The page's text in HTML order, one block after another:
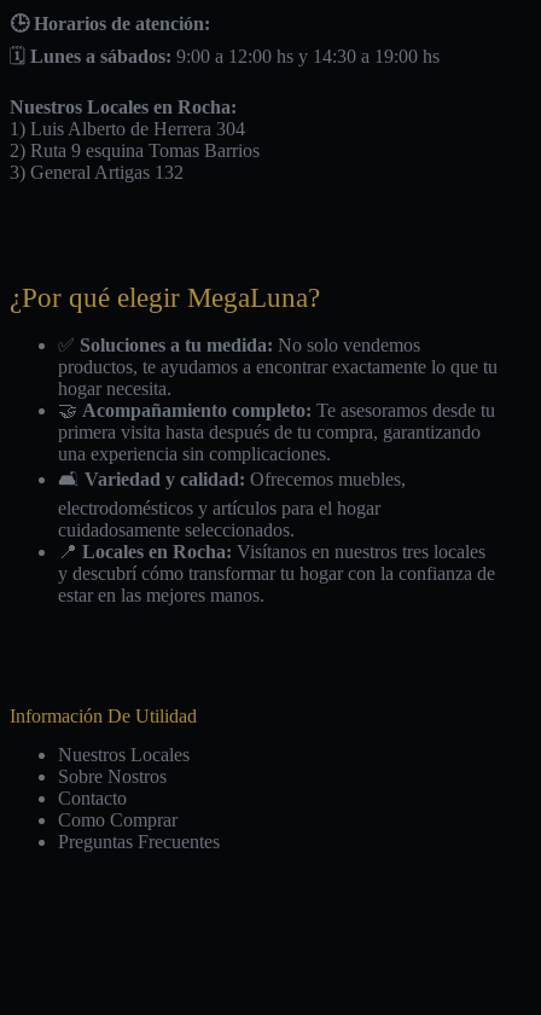
🕒 Horarios de atención:
🗓️ Lunes a sábados: 9:00 a 12:00 hs y 14:30 a 19:00 hs
Nuestros Locales en Rocha:
1) Luis Alberto de Herrera 304
2) Ruta 9 esquina Tomas Barrios
3) General Artigas 132
¿Por qué elegir MegaLuna?
✅ Soluciones a tu medida: No solo vendemos
productos, te ayudamos a encontrar exactamente lo que tu
hogar necesita.
🤝 Acompañamiento completo: Te asesoramos desde tu
primera visita hasta después de tu compra, garantizando
una experiencia sin complicaciones.
🛋️ Variedad y calidad: Ofrecemos muebles,
electrodomésticos y artículos para el hogar
cuidadosamente seleccionados.
📍 Locales en Rocha: Visítanos en nuestros tres locales
y descubrí cómo transformar tu hogar con la confianza de
estar en las mejores manos.
Información De Utilidad
Nuestros Locales
Sobre Nostros
Contacto
Como Comprar
Preguntas Frecuentes